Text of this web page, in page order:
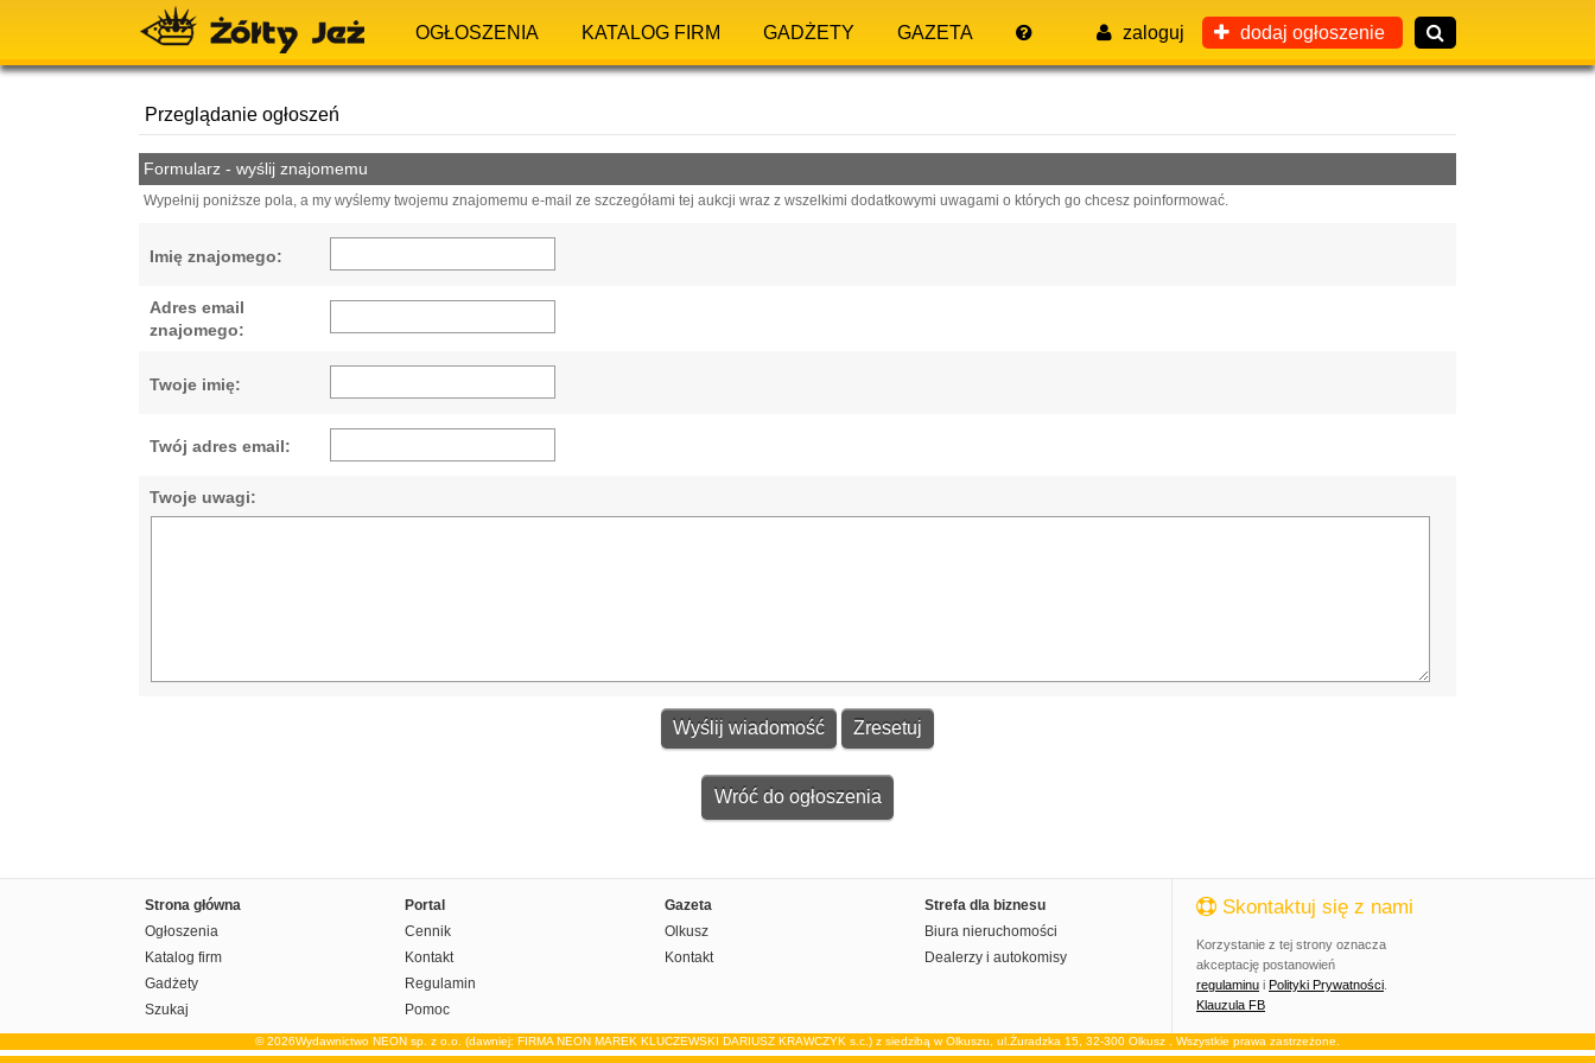
OGŁOSZENIA KATALOG FIRM GADŻETY GAZETA zaloguj dodaj ogłoszenie
Przeglądanie ogłoszeń
Formularz - wyślij znajomemu
Wypełnij poniższe pola, a my wyślemy twojemu znajomemu e-mail ze szczegółami tej aukcji wraz z wszelkimi dodatkowymi uwagami o których go chcesz poinformować.
Imię znajomego:
Adres email
znajomego:
Twoje imię:
Twój adres email:
Twoje uwagi:
Wróć do ogłoszenia
Strona główna
Ogłoszenia
Katalog firm
Gadżety
Szukaj
Portal
Cennik
Kontakt
Regulamin
Pomoc
Gazeta
Olkusz
Kontakt
Strefa dla biznesu
Biura nieruchomości
Dealerzy i autokomisy
Skontaktuj się z nami
Korzystanie z tej strony oznacza
akceptację postanowień
regulaminu i Polityki Prywatności
Klauzula FB
© 2026Wydawnictwo NEON sp. z o.o. (dawniej: FIRMA NEON MAREK KLUCZEWSKI DARIUSZ KRAWCZYK s.c.) z siedzibą w Olkuszu, ul.Żuradzka 15, 32-300 Olkusz . Wszystkie prawa zastrzeżone.